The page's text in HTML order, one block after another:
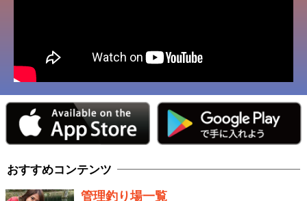
おすすめコンテンツ
管理釣り場一覧